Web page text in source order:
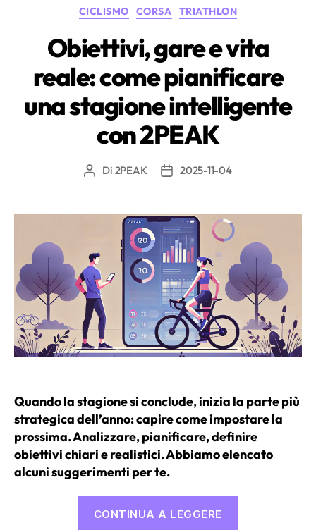
o
in
gruppo?”
Categorie
CICLISMO CORSA TRIATHLON
Obiettivi, gare e vita
reale: come pianificare
una stagione intelligente
con 2PEAK
Autore
Di 2PEAK
Data2025-11-04
Quando la stagione si conclude, inizia la parte più
strategica dell’anno: capire come impostare la
prossima. Analizzare, pianificare, definire
obiettivi chiari e realistici. Abbiamo elencato
alcuni suggerimenti per te.
CONTINUA A LEGGERE